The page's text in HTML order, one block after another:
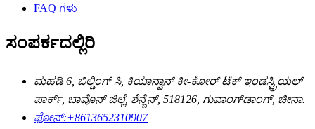
FAQ ಗಳು
ಸಂಪರ್ಕದಲ್ಲಿರಿ
ಮಹಡಿ 6, ಬಿಲ್ಡಿಂಗ್ ಸಿ, ಕಿಯಾನ್ವಾನ್ ಕೀ-ಕೋರ್ ಟೆಕ್ ಇಂಡಸ್ಟ್ರಿಯಲ್
ಪಾರ್ಕ್, ಬಾವೊನ್ ಜಿಲ್ಲೆ, ಶೆನ್ಜೆನ್, 518126, ಗುವಾಂಗ್‌ಡಾಂಗ್, ಚೀನಾ.
ಫೋನ್:+8613652310907